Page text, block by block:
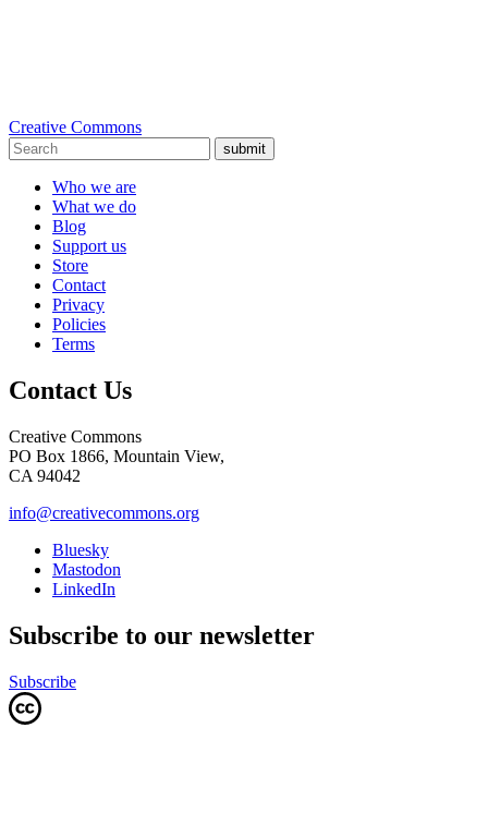
Creative Commons
submit
Who we are
What we do
Blog
Support us
Store
Contact
Privacy
Policies
Terms
Contact Us
Creative Commons
PO Box 1866, Mountain View,
CA 94042
info@creativecommons.org
Bluesky
Mastodon
LinkedIn
Subscribe to our newsletter
Subscribe